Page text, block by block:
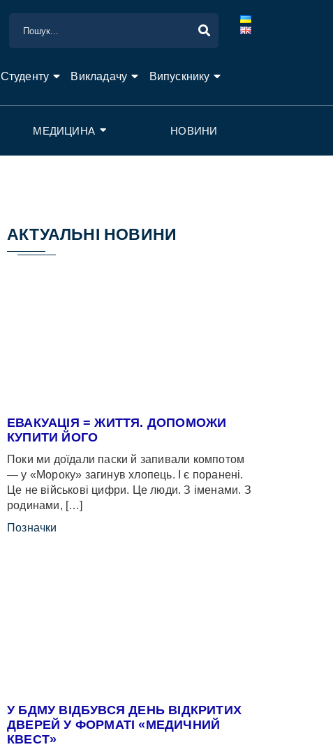
Студенту Викладачу Випускнику
МЕДИЦИНА НОВИНИ
АКТУАЛЬНІ НОВИНИ
ЕВАКУАЦІЯ = ЖИТТЯ. ДОПОМОЖИ
КУПИТИ ЙОГО
Поки ми доїдали паски й запивали компотом
— у «Мороку» загинув хлопець. І є поранені.
Це не військові цифри. Це люди. З іменами. З
родинами, […]
Позначки
У БДМУ ВІДБУВСЯ ДЕНЬ ВІДКРИТИХ
ДВЕРЕЙ У ФОРМАТІ «МЕДИЧНИЙ
КВЕСТ»